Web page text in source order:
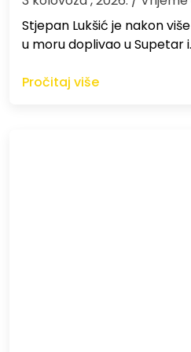
St​jepan Lukšić je nakon
u moru doplivao u Supetar
Pročitaj više